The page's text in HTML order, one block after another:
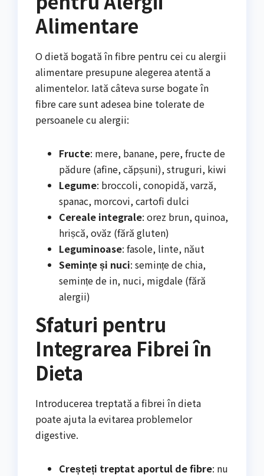
Alimentare
O dietă bogată în fibre pentru cei cu alergii
alimentare presupune alegerea atentă a
alimentelor. Iată câteva surse bogate în
fibre care sunt adesea bine tolerate de
persoanele cu alergii:
Fructe: mere, banane, pere, fructe de
pădure (afine, căpșuni), struguri, kiwi
Legume: broccoli, conopidă, varză,
spanac, morcovi, cartofi dulci
Cereale integrale: orez brun, quinoa,
hrișcă, ovăz (fără gluten)
Leguminoase: fasole, linte, năut
Semințe și nuci: semințe de chia,
semințe de in, nuci, migdale (fără
alergii)
Sfaturi pentru
Integrarea Fibrei în
Dieta
Introducerea treptată a fibrei în dieta
poate ajuta la evitarea problemelor
digestive.
Creșteți treptat aportul de fibre: nu